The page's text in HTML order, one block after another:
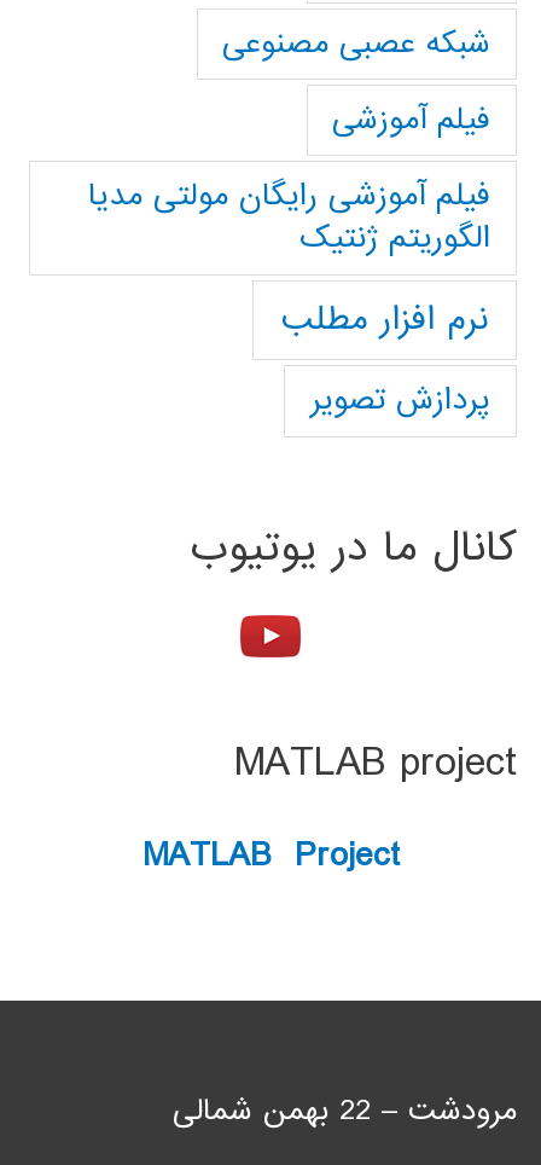
شبکه عصبی مصنوعی
فیلم آموزشی
فیلم آموزشی رایگان مولتی مدیا
الگوریتم ژنتیک
نرم افزار مطلب
پردازش تصویر
کانال ما در یوتیوب
MATLAB project
MATLAB Project
مرودشت – 22 بهمن شمالی